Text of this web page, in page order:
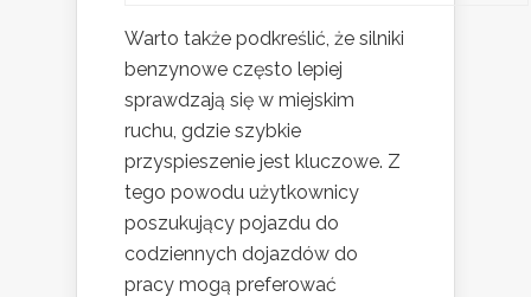
Warto także podkreślić, że silniki
benzynowe często lepiej
sprawdzają się w miejskim
ruchu, gdzie szybkie
przyspieszenie jest kluczowe. Z
tego powodu użytkownicy
poszukujący pojazdu do
codziennych dojazdów do
pracy mogą preferować